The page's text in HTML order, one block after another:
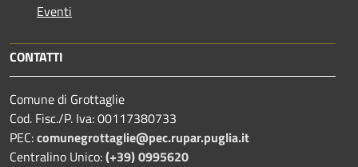
Eventi
CONTATTI
Comune di Grottaglie
Cod. Fisc./P. Iva: 00117380733
PEC:comunegrottaglie@pec.rupar.puglia.it
Centralino Unico:(+39) 0995620